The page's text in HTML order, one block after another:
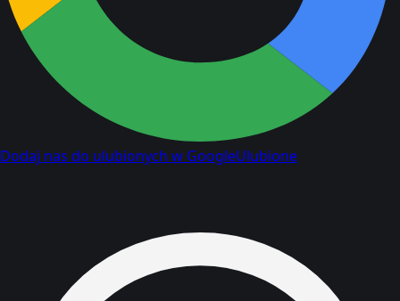
Dodaj nas do ulubionych w GoogleUlubione